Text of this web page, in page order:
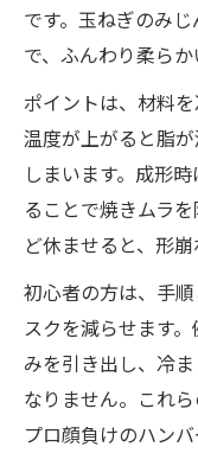
です。玉ねぎのみ
で、ふんわり柔らか
ポイントは、材料
温度が上がると脂
しまいます。成形
ることで焼きムラ
ど休ませると、形崩
初心者の方は、手
スクを減らせます
みを引き出し、冷
なりません。これ
プロ顔負けのハンバ